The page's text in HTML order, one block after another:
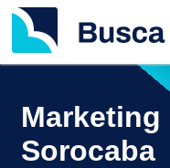
Sorocaba